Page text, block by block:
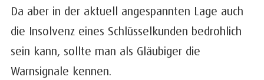
Da aber in der aktuell angespannten Lage auch
die Insolvenz eines Schlüsselkunden bedrohlich
sein kann, sollte man als Gläubiger die
Warnsignale kennen.